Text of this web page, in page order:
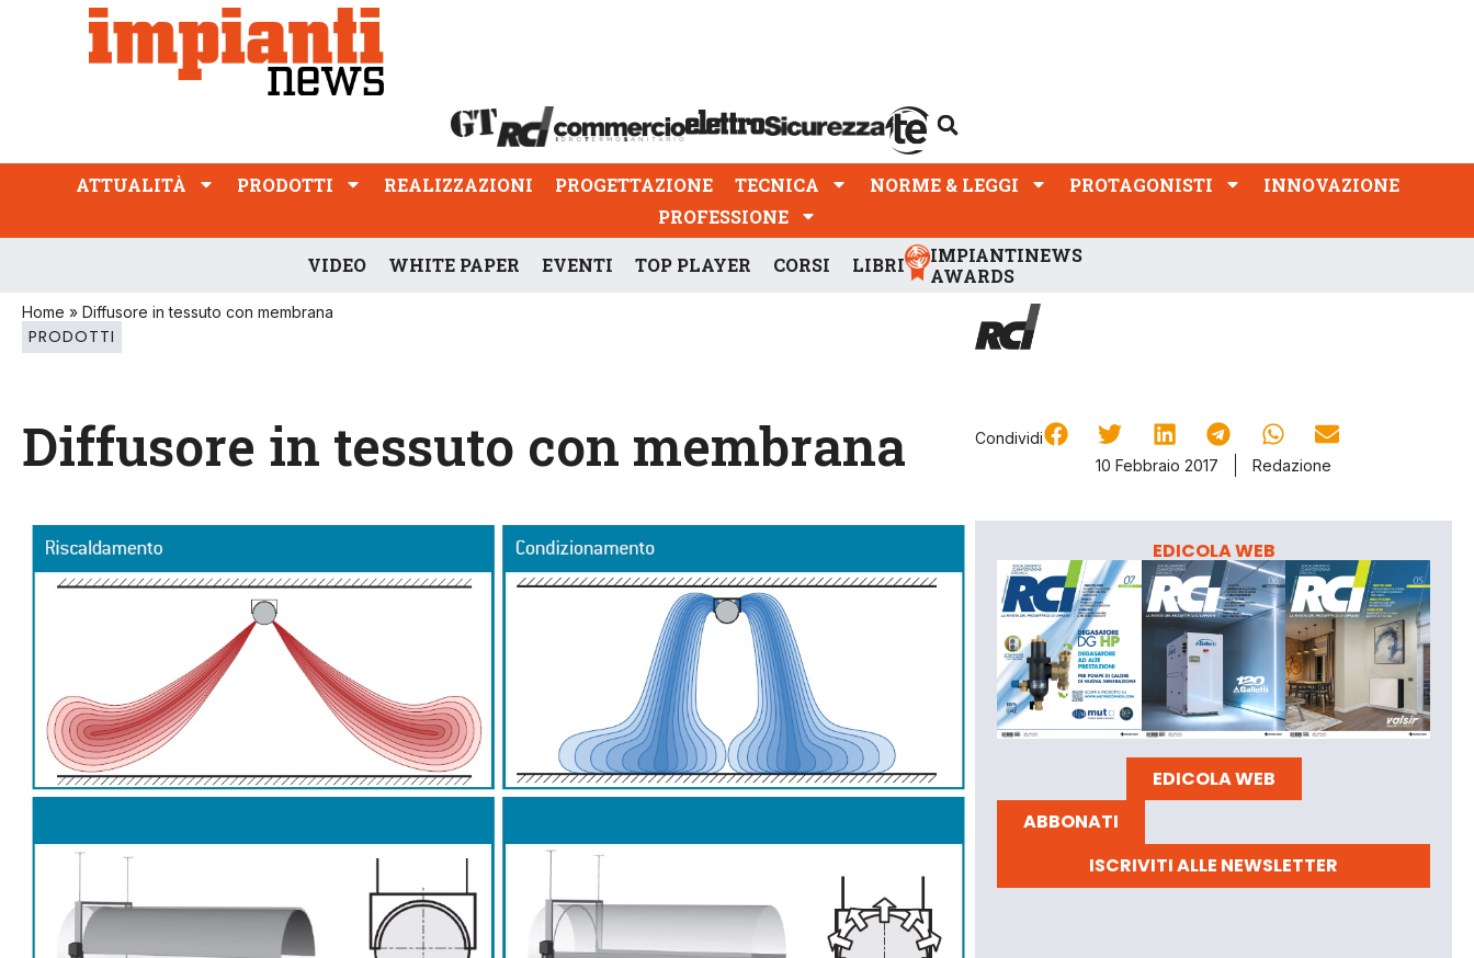
ATTUALITÀ PRODOTTI REALIZZAZIONI
PROFESSIONE
ATTUALITÀ PRODOTTI REALIZZAZIONI PROGETTAZIONE TECNICA NORME & LEGGI PROTAGONISTI
INNOVAZIONE
PROFESSIONE
VIDEO WHITE PAPER EVENTI TOP PLAYER CORSI LIBRI
IMPIANTINEWS
AWARDS
Home » Diffusore in tessuto con membrana
PRODOTTI
Diffusore in tessuto con membrana
Condividi
10 Febbraio 2017
Redazione
EDICOLA WEB
EDICOLA WEB
ABBONATI
ISCRIVITI ALLE NEWSLETTER